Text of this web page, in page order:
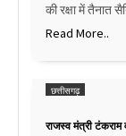
की रक्षा में तैनात
Read More..
छत्तीसगढ़
राजस्व मंत्री टंकराम